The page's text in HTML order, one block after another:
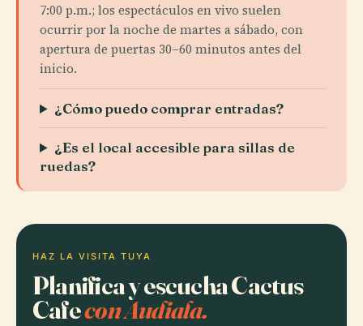
7:00 p.m.; los espectáculos en vivo suelen
ocurrir por la noche de martes a sábado, con
apertura de puertas 30–60 minutos antes del
inicio.
¿Cómo puedo comprar entradas?
¿Es el local accesible para sillas de
ruedas?
HAZ LA VISITA TUYA
Planifica y escucha Cactus
Cafecon Audiala.